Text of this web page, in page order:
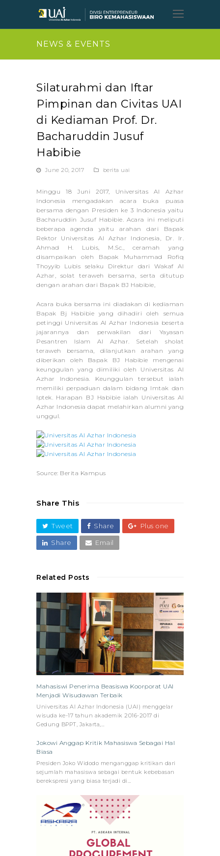
Open
Mobile
NEWS & EVENTS
Silaturahmi dan Iftar
Pimpinan dan Civitas UAI
di Kediaman Prof. Dr.
Bacharuddin Jusuf
Habibie
June 20, 2017 berita uai
Minggu 18 Juni 2017, Universitas Al Azhar
Indonesia mengadakan acara buka puasa
bersama dengan Presiden ke 3 Indonesia yaitu
Bacharuddin Jusuf Habibie. Acara ini meliputi
beberapa agenda yaitu arahan dari Bapak
Rektor Universitas Al Azhar Indonesia, Dr. Ir.
Ahmad H. Lubis, M.Sc., ceramah yang
disampaikan oleh Bapak Muhammad Rofiq
Thoyyib Lubis selaku Direktur dari Wakaf Al
Azhar, solat teraweh bersama, serta ditutup
dengan arahan dari Bapak BJ Habibie,
Acara buka bersama ini diadakan di kediaman
Bapak Bj Habibie yang dihadiri oleh semua
petinggi Universitas Al Azhar Indonesia beserta
jajarannya dan perwakilan dari Yayasan
Pesantren Islam Al Azhar. Setelah sholat
teraweh bersama, dilanjutkan arahan yang
diberikan oleh Bapak BJ Habibie mengenai
keunggulan yang dimiliki oleh Universitas Al
Azhar Indonesia. Keunggulan tersebut ialah
memiliki perpaduan dalam bidang Imtak dan
Iptek. Harapan BJ Habibie ialah Universitas Al
Azhar Indonesia dapat melahirkan alumni yang
unggul.
Source: Berita Kampus
Share This
Tweet Share Plus one
Share Email
Related Posts
Mahasiswi Penerima Beasiswa Koorporat UAI
Menjadi Wisudawan Terbaik
Universitas Al Azhar Indonesia (UAI) menggelar
wisuda ke-17 tahun akademik 2016-2017 di
Gedung BPPT, Jakarta,…
Jokowi Anggap Kritik Mahasiswa Sebagai Hal
Biasa
Presiden Joko Widodo menganggap kritikan dari
sejumlah mahasiswa sebagai bentuk kebebasan
berekspresi yang biasa terjadi di…